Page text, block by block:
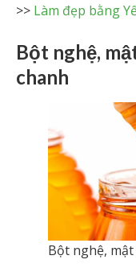
>> Làm đẹp bằng
Bột nghệ,
chanh
Bột nghệ,